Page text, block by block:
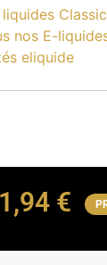
Classic
nos E-
eliquide
€